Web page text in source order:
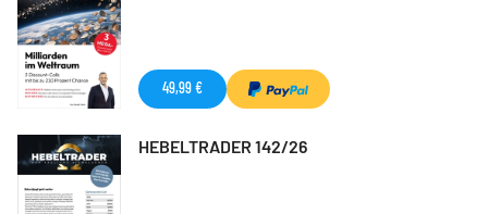
49,99 €
HEBELTRADER 142/26